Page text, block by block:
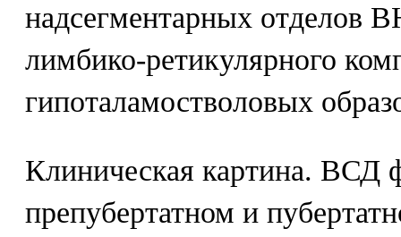
надсегментарных отделов
лимбико-ретикулярного
гипоталамостволовых
Клиническая картина. ВСД
препубертатном и